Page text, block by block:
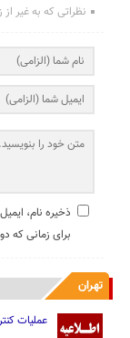
نظراتی که به غیر
ذخیره نام،
برای زمانی که
تهران
عملیات